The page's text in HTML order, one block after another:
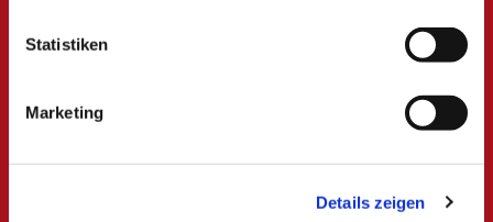
Statistiken
Marketing
Details zeigen
personenbezogenen Daten ausschließlich zur
Beantwortung Ihrer Anfrage. Weitere